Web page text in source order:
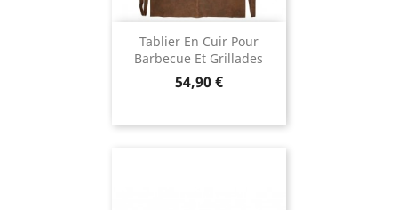
Tablier En Cuir Pour
Barbecue Et Grillades
Prix
54,90 €